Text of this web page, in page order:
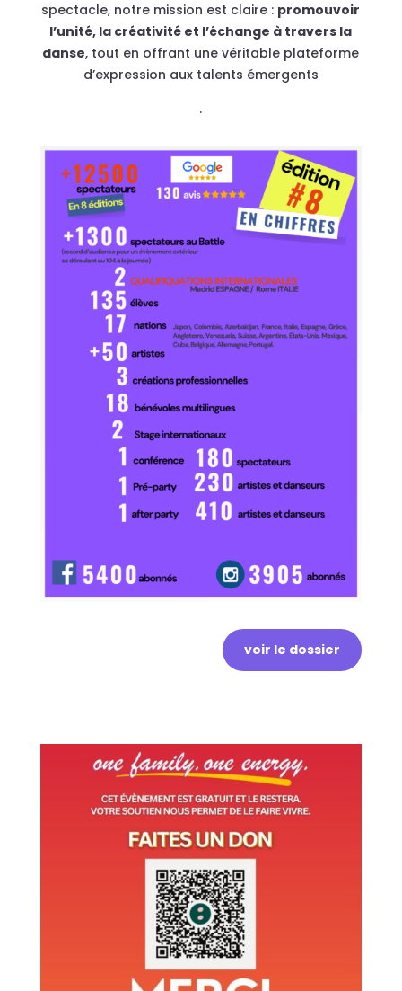
spectacle, notre mission est claire : promouvoir
l’unité, la créativité et l’échange à travers la
danse, tout en offrant une véritable plateforme
d’expression aux talents émergents
.
voir le dossier